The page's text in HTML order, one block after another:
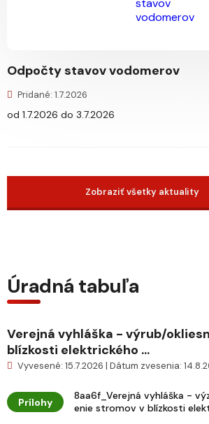
Odpočty stavov vodomerov
Pridané: 1.7.2026
od 1.7.2026 do 3.7.2026
Zobraziť všetky aktuality
Úradná tabuľa
Verejná vyhláška - výrub/
blízkosti elektrického ...
Vyvesené: 15.7.2026 | Dátum zvesenia:
Prílohy
8aa6f_Verejná vyhláška -
enie stromov v blízkosti